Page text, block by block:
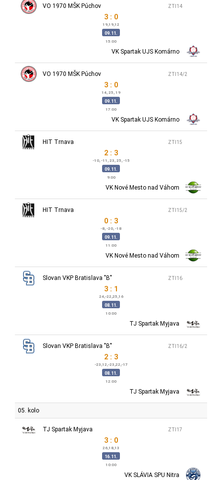
ZTI14
VO 1970 MŠK Púchov
3 : 0
19,19,12
09.11.
15:00
VK Spartak UJS Komárno
ZTI14/2
VO 1970 MŠK Púchov
3 : 0
14, 25, 19
09.11.
17:00
VK Spartak UJS Komárno
ZTI15
HIT Trnava
2 : 3
-10, -11, 23, 25, -15
09.11.
9:00
VK Nové Mesto nad Váhom
ZTI15/2
HIT Trnava
0 : 3
-8, -20, -18
09.11.
11:00
VK Nové Mesto nad Váhom
ZTI16
Slovan VKP Bratislava "B"
3 : 1
24,-22,25,16
08.11.
10:00
TJ Spartak Myjava
ZTI16/2
Slovan VKP Bratislava "B"
2 : 3
-23,12,-23,22,-17
08.11.
12:00
TJ Spartak Myjava
05. kolo
ZTI17
TJ Spartak Myjava
3 : 0
26,18,13
16.11.
10:00
VK SLÁVIA SPU Nitra